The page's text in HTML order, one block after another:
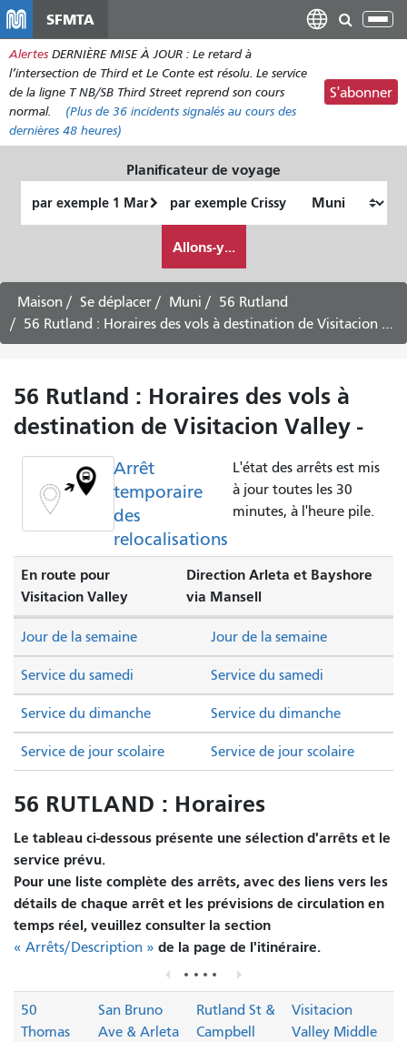
contenu
principal
SFMTA
Alertes DERNIÈRE MISE À JOUR : Le retard à
l’intersection de Third et Le Conte est résolu. Le service
de la ligne T NB/SB Third Street reprend son cours
normal.
(Plus de 36 incidents signalés au cours des
dernières 48 heures)
S'abonner
Planificateur de voyage
de
final
je
veux
voyager
Allons-y...
Maison Se déplacer Muni
56 Rutland
56 Rutland : Horaires des vols à destination de Visitacion Valley -
56 Rutland : Horaires des vols à
destination de Visitacion Valley -
Arrêt
temporaire
des
relocalisations
L'état des arrêts est mis
à jour toutes les 30
minutes, à l'heure pile.
En route pour
Visitacion Valley
Direction Arleta et Bayshore
via Mansell
Service du samedi Service du samedi
Service du dimanche Service du dimanche
Jour de la semaine Jour de la semaine
Service de jour scolaire Service de jour scolaire
56 RUTLAND : Horaires
Le tableau ci-dessous présente une sélection d'arrêts et le
service prévu.
Pour une liste complète des arrêts, avec des liens vers les
détails de chaque arrêt et les prévisions de circulation en
temps réel, veuillez consulter la section
« Arrêts/Description » de la page de l'itinéraire.
50
Thomas
San Bruno
Ave & Arleta
Rutland St &
Campbell
Visitacion
Valley Middle